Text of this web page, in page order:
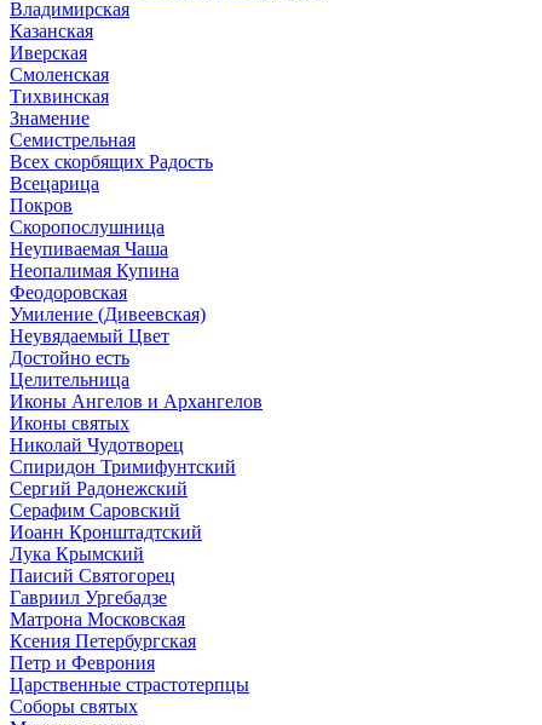
Владимирская
Казанская
Иверская
Смоленская
Тихвинская
Знамение
Семистрельная
Всех скорбящих Радость
Всецарица
Покров
Скоропослушница
Неупиваемая Чаша
Неопалимая Купина
Феодоровская
Умиление (Дивеевская)
Неувядаемый Цвет
Достойно есть
Целительница
Иконы Ангелов и Архангелов
Иконы святых
Николай Чудотворец
Спиридон Тримифунтский
Сергий Радонежский
Серафим Саровский
Иоанн Кронштадтский
Лука Крымский
Паисий Святогорец
Гавриил Ургебадзе
Матрона Московская
Ксения Петербургская
Петр и Феврония
Царственные страстотерпцы
Соборы святых